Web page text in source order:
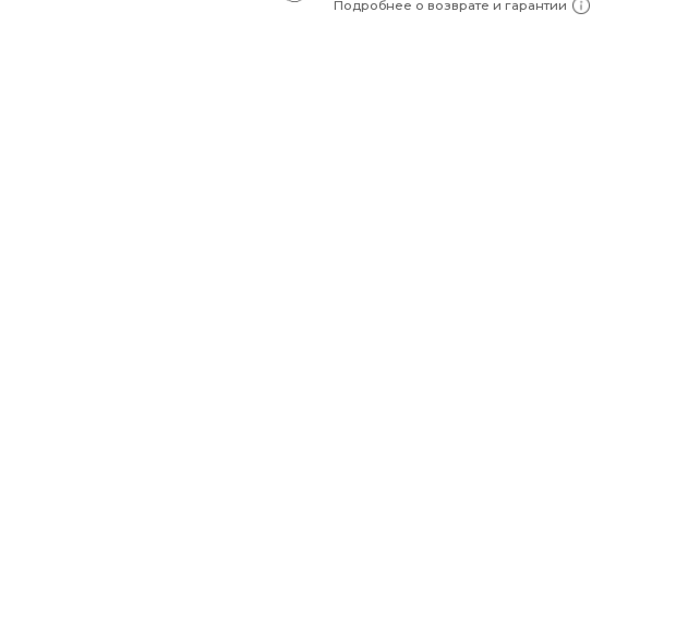
Подробнее о возврате и гарантии